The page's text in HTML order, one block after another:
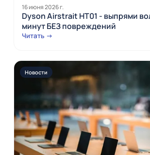
16 июня 2026 г.
Dyson Airstrait HT01 - выпрями
минут БЕЗ повреждений
Читать →
Новости